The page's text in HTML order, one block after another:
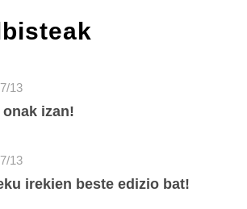
13
izan!
13
irekien beste edizio bat!